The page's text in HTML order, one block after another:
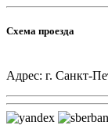
Схема проезда
Адрес: г. Санкт-